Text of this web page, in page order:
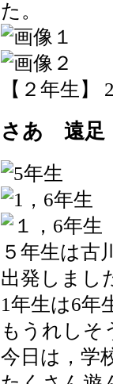
た。
【２年生】
さあ 遠足
５年生は
出発しまし
1年生は6年
もうれしそ
今日は，学